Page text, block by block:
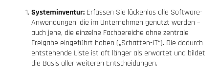
Systeminventur: Erfassen Sie lückenlos alle Software-
Anwendungen, die im Unternehmen genutzt werden –
auch jene, die einzelne Fachbereiche ohne zentrale
Freigabe eingeführt haben („Schatten-IT“). Die dadurch
entstehende Liste ist oft länger als erwartet und bildet
die Basis aller weiteren Entscheidungen.